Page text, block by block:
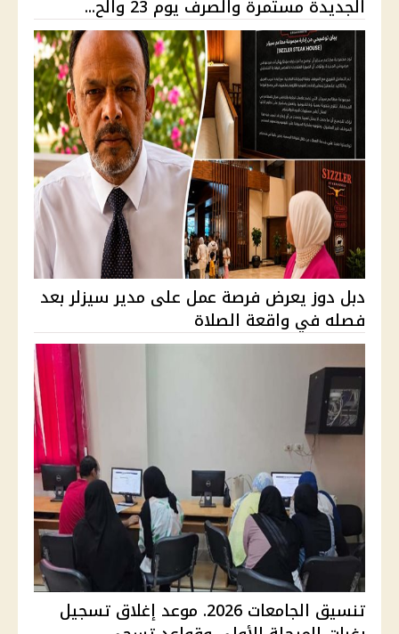
الجديدة مستمرة والصرف يوم 23 والح...
دبل دوز يعرض فرصة عمل على مدير سيزلر بعد
فصله في واقعة الصلاة
تنسيق الجامعات 2026. موعد إغلاق تسجيل